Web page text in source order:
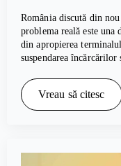
România discută din
problema reală este una
din apropierea
suspendarea încărcărilor
Vreau să citesc